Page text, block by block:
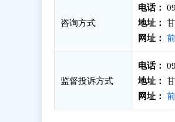
咨询方式
电话：
地址：
网址：
监督投诉方式
电话：
地址：
网址：